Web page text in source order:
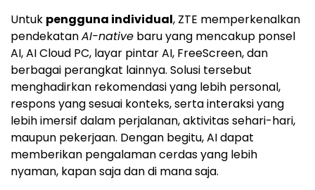
Untuk pengguna individual, ZTE memperkenalkan
pendekatanAI-native baru yang mencakup ponsel
AI, AI Cloud PC, layar pintar AI, FreeScreen, dan
berbagai perangkat lainnya. Solusi tersebut
menghadirkan rekomendasi yang lebih personal,
respons yang sesuai konteks, serta interaksi yang
lebih imersif dalam perjalanan, aktivitas sehari-hari,
maupun pekerjaan. Dengan begitu, AI dapat
memberikan pengalaman cerdas yang lebih
nyaman, kapan saja dan di mana saja.